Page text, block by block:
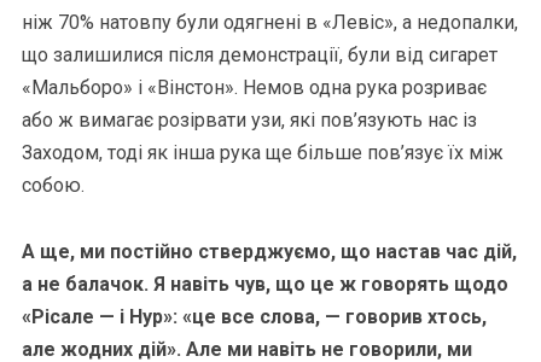
ніж 70% натовпу були одягнені в «Левіс», а недопалки,
що залишилися після демонстрації, були від сигарет
«Мальборо» і «Вінстон». Немов одна рука розриває
або ж вимагає розірвати узи, які пов’язують нас із
Заходом, тоді як інша рука ще більше пов’язує їх між
собою.
А ще, ми постійно стверджуємо, що настав час дій,
а не балачок. Я навіть чув, що це ж говорять щодо
«Рісале — і Нур»: «це все слова, — говорив хтось,
але жодних дій». Але ми навіть не говорили, ми